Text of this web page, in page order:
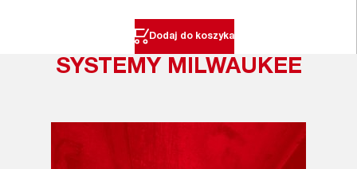
Dodaj do koszyka
SYSTEMY MILWAUKEE